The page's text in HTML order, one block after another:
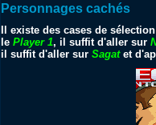
Personnages cachés
Il existe des cases de
lePlayer 1, il suffit d'aller sur
il suffit d'aller surSagatet